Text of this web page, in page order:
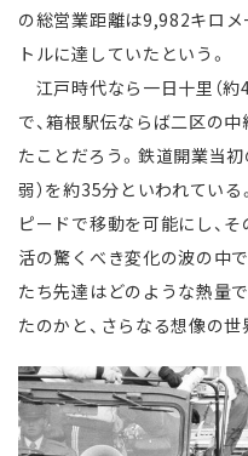
の総営業距離は9,982キロ
トルに達していたという。
江戸時代なら一日十里（約
で、箱根駅伝ならば二区の
たことだろう。鉄道開業当
弱）を約35分といわれてい
ピードで移動を可能にし、
活の驚くべき変化の波の中で
たち先達はどのような熱量
たのかと、さらなる想像の